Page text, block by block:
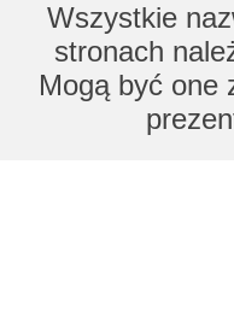
Wszystkie
stronach
Mogą być one